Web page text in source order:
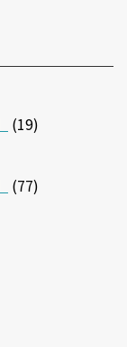
(19)
(77)